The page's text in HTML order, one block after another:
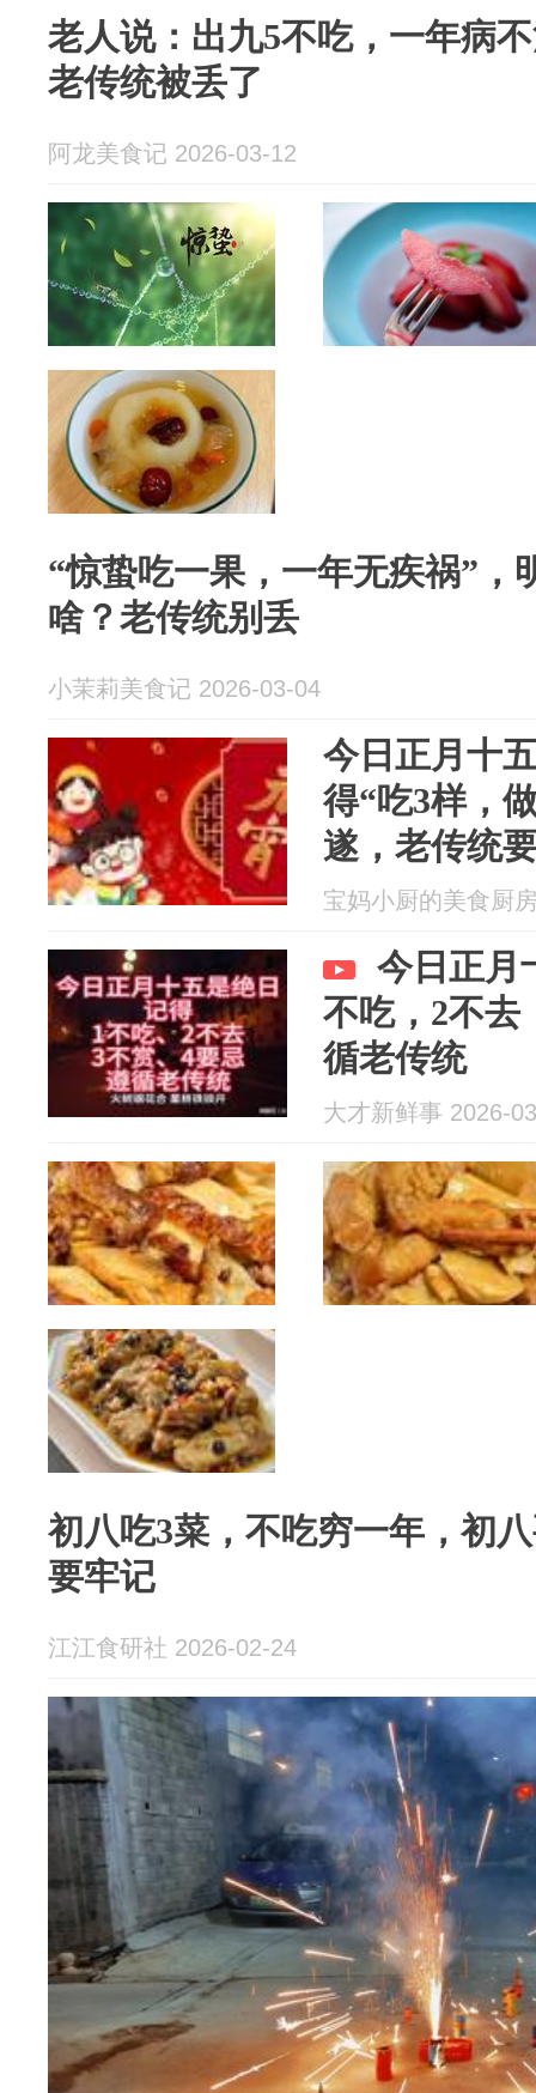
老人说：出九5不吃，一年病
老传统被丢了
阿龙美食记 2026-03-12
“惊蛰吃一果，一年无疾祸”，
啥？老传统别丢
小茉莉美食记 2026-03-04
今日正月十
得“吃3样，
遂，老传统
宝妈小厨的美食厨
今日正月
不吃，2不去
循老传统
大才新鲜事 2026-
初八吃3菜，不吃穷一年，初
要牢记
江江食研社 2026-02-24